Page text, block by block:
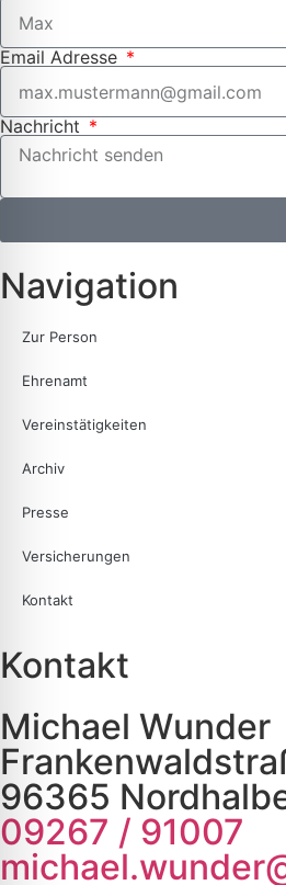
Email Adresse
Nachricht
Navigation
Zur Person
Ehrenamt
Vereinstätigkeiten
Archiv
Presse
Versicherungen
Kontakt
Kontakt
Michael Wunder
96365
09267 / 91007